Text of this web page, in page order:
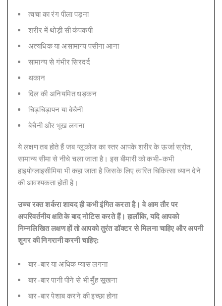
त्वचा का रंग पीला पड़ना
शरीर में थोड़ी सी कंपकपी
अत्यधिक या असामान्य पसीना आना
सामान्य से गंभीर सिरदर्द
थकान
दिल की अनियमित धड़कन
चिड़चिड़ापन या बेचैनी
बेचैनी और भूख लगना
ये लक्षण तब होते हैं जब ग्लूकोज का स्तर आपके शरीर के ऊर्जा स्रोत,
सामान्य सीमा से नीचे चला जाता है। इस बीमारी को कभी-कभी
हाइपोग्लाइसीमिया भी कहा जाता है जिसके लिए त्वरित चिकित्सा ध्यान देने
की आवश्यकता होती है।
उच्च रक्त शर्करा शायद ही कभी इंगित करता है। वे आम तौर पर
अपरिवर्तनीय क्षति के बाद नोटिस करते हैं। हालाँकि, यदि आपको
निम्नलिखित लक्षण हों तो आपको तुरंत डॉक्टर से मिलना चाहिए और अपनी
शुगर की निगरानी करनी चाहिए:
बार-बार या अधिक प्यास लगना
बार-बार पानी पीने से भी मुँह सूखना
बार-बार पेशाब करने की इच्छा होना